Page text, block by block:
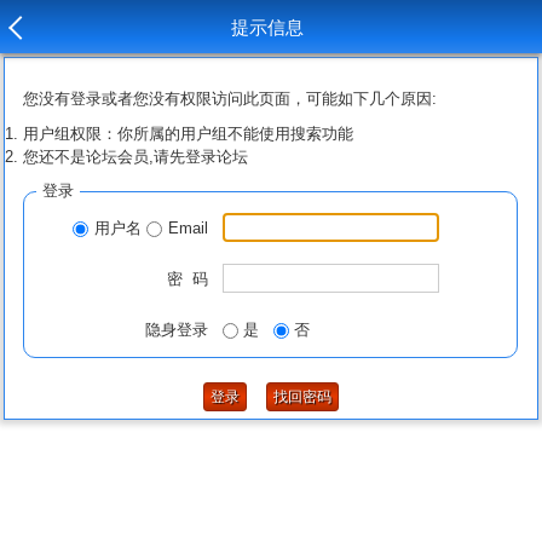
提示信息
您没有登录或者您没有权限访问此页面，可能如下几个原因:
用户组权限：你所属的用户组不能使用搜索功能
您还不是论坛会员,请先登录论坛
登录
用户名 Email
密 码
隐身登录 是 否